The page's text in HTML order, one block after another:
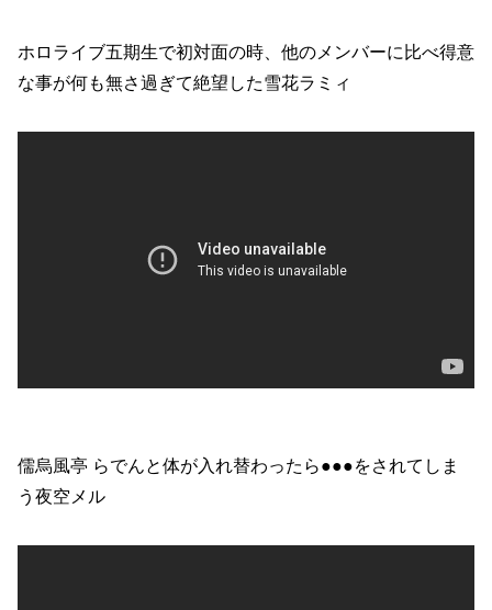
ホロライブ五期生で初対面の時、他のメンバーに比べ得意
な事が何も無さ過ぎて絶望した雪花ラミィ
儒烏風亭 らでんと体が入れ替わったら●●●をされてしま
う夜空メル